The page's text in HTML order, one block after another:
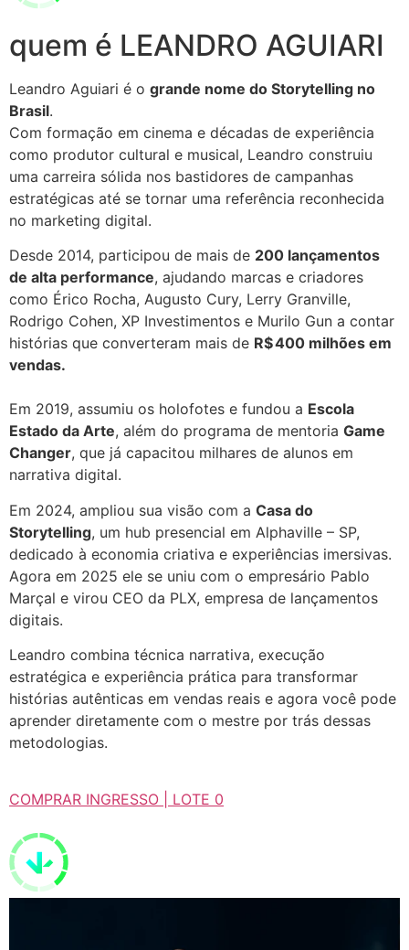
quem é LEANDRO AGUIARI
Leandro Aguiari é o grande nome do Storytelling no
Brasil.
Com formação em cinema e décadas de experiência
como produtor cultural e musical, Leandro construiu
uma carreira sólida nos bastidores de campanhas
estratégicas até se tornar uma referência reconhecida
no marketing digital.
Desde 2014, participou de mais de 200 lançamentos
de alta performance, ajudando marcas e criadores
como Érico Rocha, Augusto Cury, Lerry Granville,
Rodrigo Cohen, XP Investimentos e Murilo Gun a contar
histórias que converteram mais de R$ 400 milhões em
vendas.
Em 2019, assumiu os holofotes e fundou a Escola
Estado da Arte, além do programa de mentoria Game
Changer, que já capacitou milhares de alunos em
narrativa digital.
Em 2024, ampliou sua visão com a Casa do
Storytelling, um hub presencial em Alphaville – SP,
dedicado à economia criativa e experiências imersivas.
Agora em 2025 ele se uniu com o empresário Pablo
Marçal e virou CEO da PLX, empresa de lançamentos
digitais.
Leandro combina técnica narrativa, execução
estratégica e experiência prática para transformar
histórias autênticas em vendas reais e agora você pode
aprender diretamente com o mestre por trás dessas
metodologias.
COMPRAR INGRESSO | LOTE 0